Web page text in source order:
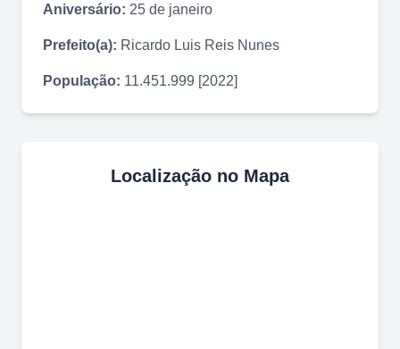
Aniversário: 25 de janeiro
Prefeito(a): Ricardo Luis Reis Nunes
População: 11.451.999 [2022]
Localização no Mapa